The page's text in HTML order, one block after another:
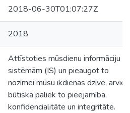
2018-06-30T01:07:27Z
2018
Attīstoties mūsdienu informāciju
sistēmām (IS) un pieaugot to
nozīmei mūsu ikdienas dzīve, arvien
būtiska paliek to pieejamība,
konfidencialitāte un integritāte.